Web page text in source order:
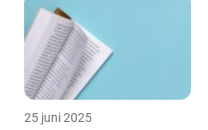
25 juni 2025